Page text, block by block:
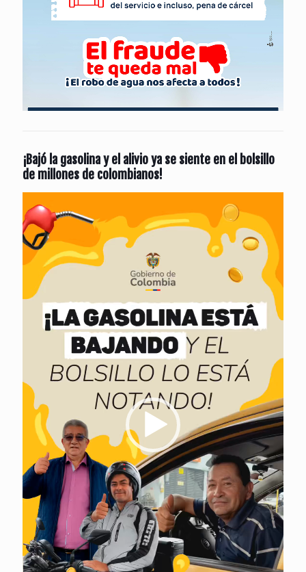
¡Bajó la gasolina y el alivio ya se siente en el bolsillo
de millones de colombianos!
de
vídeo